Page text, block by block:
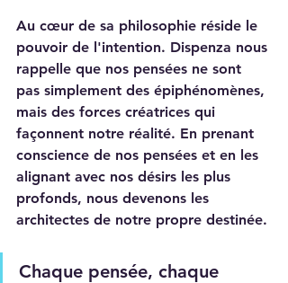
Au cœur de sa philosophie réside le
pouvoir de l'intention. Dispenza nous
rappelle que nos pensées ne sont
pas simplement des épiphénomènes,
mais des forces créatrices qui
façonnent notre réalité. En prenant
conscience de nos pensées et en les
alignant avec nos désirs les plus
profonds, nous devenons les
architectes de notre propre destinée.
Chaque pensée, chaque